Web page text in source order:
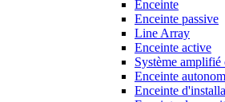
Enceinte
Enceinte passive
Line Array
Enceinte active
Système amplifié
Enceinte
Enceinte